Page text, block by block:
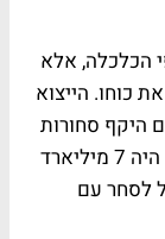
הכלכלה, אלא
כוחו. הייצוא
נמצא במקום ה-13 בשנת 2023 עם היקף סחורות
של 5.4 מיליארד דולר בשנה. שנה קודם זה היה 7 מיליארד
לסחר עם